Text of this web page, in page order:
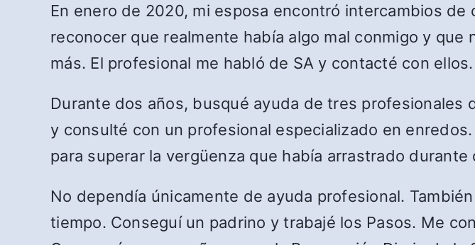
En enero de 2020, mi esposa encontró intercambios
reconocer que realmente había algo mal conmigo y
más. El profesional me habló de SA y contacté con
Durante dos años, busqué ayuda de tres
y consulté con un profesional especializado en
para superar la vergüenza que había arrastrado
No dependía únicamente de ayuda profesional.
tiempo. Conseguí un padrino y trabajé los Pasos. Me